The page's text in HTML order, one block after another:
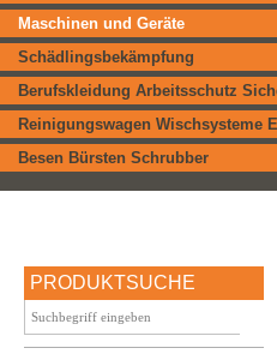
Maschinen und Geräte
Schädlingsbekämpfung
Berufskleidung Arbeitsschutz
Reinigungswagen Wischsysteme
Besen Bürsten Schrubber
PRODUKTSUCHE